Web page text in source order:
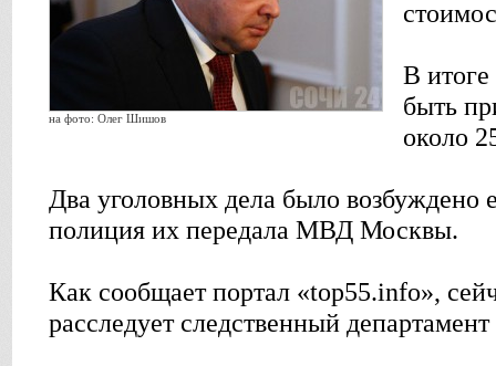
на фото: Олег Шишов
В
быть
около
Два уголовных дела было
полиция их передала МВД Москвы.
Как сообщает портал «top55.info»,
расследует следственный